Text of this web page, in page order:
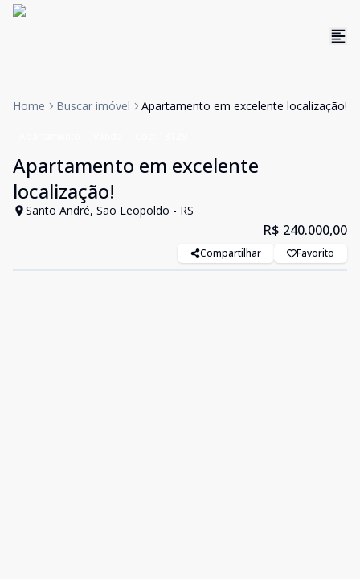
Home Buscar imóvel Apartamento em excelente localização!
Apartamento em excelente
localização!
Santo André, São Leopoldo - RS
R$ 240.000,00
Compartilhar Favorito